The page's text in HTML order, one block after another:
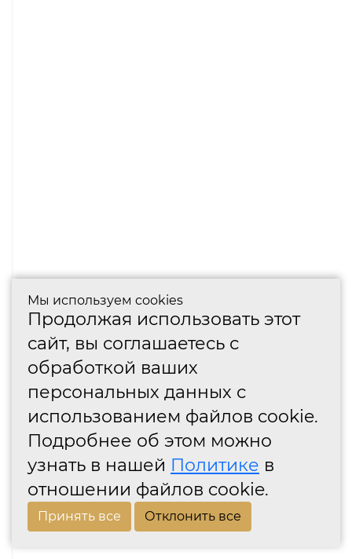
Мы используем cookies
Продолжая использовать этот
сайт, вы соглашаетесь с
обработкой ваших
персональных данных с
использованием файлов cookie.
Подробнее об этом можно
узнать в нашей Политике в
отношении файлов cookie.
Принять все Отклонить все